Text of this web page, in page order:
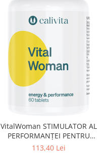
VitalWoman STIMULATOR AL
PERFORMANŢEI PENTRU
FEMEI
113,40 Lei